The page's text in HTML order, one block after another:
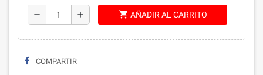
remove add shopping_cart AÑADIR AL CARRITO
COMPARTIR